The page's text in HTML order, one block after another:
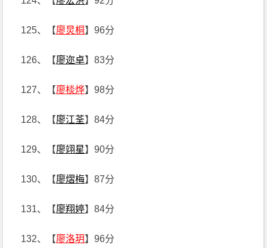
125、【廖炅桐 】96分
126、【廖迩卓】83分
127、【廖棪烨】98分
128、【廖江荃】84分
129、【廖翊星】90分
130、【廖熠梅】87分
131、【廖翔婷】84分
132、【廖洛玥】96分